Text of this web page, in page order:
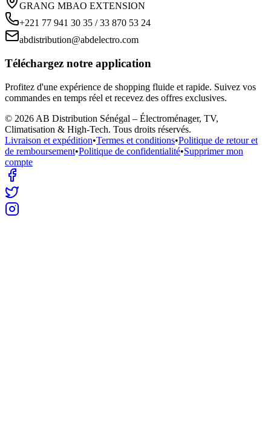
GRANG MBAO EXTENSION
+221 77 941 30 35 / 33 870 53 24
abdistribution@abdelectro.com
Téléchargez notre application
Profitez d'une expérience de shopping fluide et rapide. Suivez vos
commandes en temps réel et recevez des offres exclusives.
© 2026 AB Distribution Sénégal – Électroménager, TV,
Climatisation & High-Tech. Tous droits réservés.
Livraison et expédition•Termes et conditions•Politique de retour et
de remboursement•Politique de confidentialité•Supprimer mon
compte